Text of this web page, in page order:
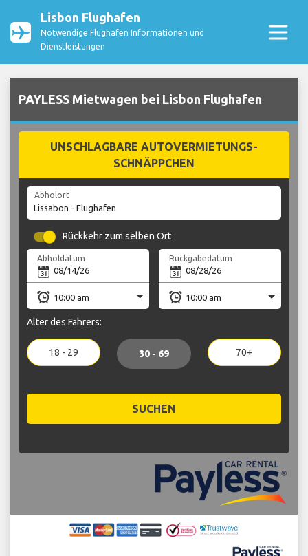
Lisbon Flughafen
Notwendige Flughafen Informationen und
Dienstleistungen
PAYLESS Mietwagen bei Lisbon Flughafen
UNSCHLAGBARE AUTOVERMIETUNGS-
SCHNÄPPCHEN
Abholort
Rückkehr zum selben Ort
Abholdatum Rückgabedatum
Alter des Fahrers:
18 - 29 30 - 69 70+
SUCHEN